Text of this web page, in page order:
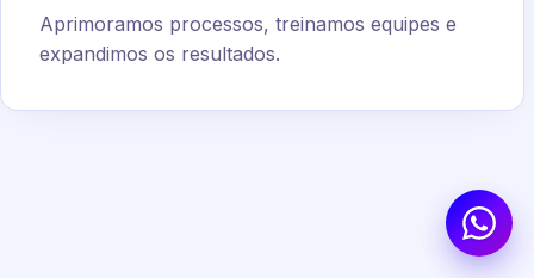
Aprimoramos processos, treinamos equipes e
expandimos os resultados.